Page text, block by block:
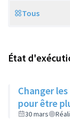
Scope
Tous
État
Changer
pour être
30 mars